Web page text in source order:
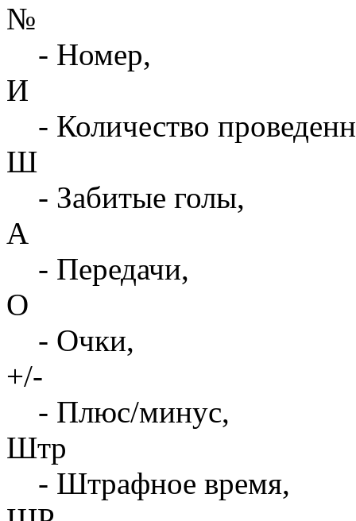
№
- Номер,
И
- Количество
Ш
- Забитые голы,
А
- Передачи,
О
- Очки,
+/-
- Плюс/минус,
Штр
- Штрафное время,